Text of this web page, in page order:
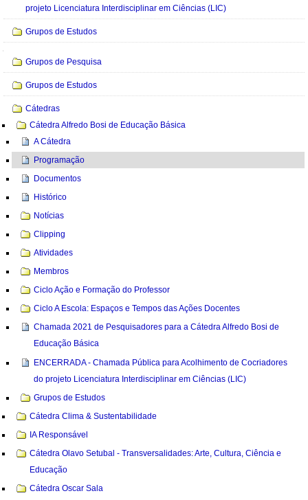
projeto Licenciatura Interdisciplinar em Ciências (LIC)
Grupos de Estudos
Grupos de Pesquisa
Grupos de Estudos
Cátedras
Cátedra Alfredo Bosi de Educação Básica
A Cátedra
Programação
Documentos
Histórico
Notícias
Clipping
Atividades
Membros
Ciclo Ação e Formação do Professor
Ciclo A Escola: Espaços e Tempos das Ações Docentes
Chamada 2021 de Pesquisadores para a Cátedra Alfredo Bosi de
Educação Básica
ENCERRADA - Chamada Pública para Acolhimento de Cocriadores
do projeto Licenciatura Interdisciplinar em Ciências (LIC)
Grupos de Estudos
Cátedra Clima & Sustentabilidade
IA Responsável
Cátedra Olavo Setubal - Transversalidades: Arte, Cultura, Ciência e
Educação
Cátedra Oscar Sala